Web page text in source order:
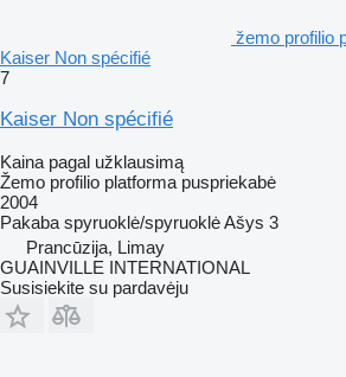
žemo profilio
Kaiser Non spécifié
7
Kaiser Non spécifié
Kaina pagal užklausimą
Žemo profilio platforma puspriekabė
2004
Pakaba spyruoklė/spyruoklėAšys 3
Prancūzija, Limay
GUAINVILLE INTERNATIONAL
Susisiekite su pardavėju